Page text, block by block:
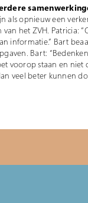
als opnieuw een
het ZVH. Patricia:
informatie.” Bart
Bart:
voorop staan en niet
veel beter kunnen